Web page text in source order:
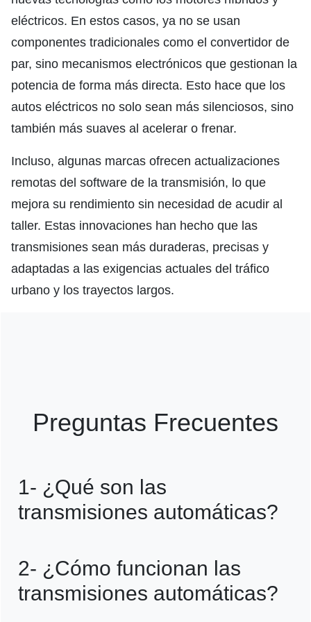
eléctricos. En estos casos, ya no se usan
componentes tradicionales como el convertidor de
par, sino mecanismos electrónicos que gestionan la
potencia de forma más directa. Esto hace que los
autos eléctricos no solo sean más silenciosos, sino
también más suaves al acelerar o frenar.
Incluso, algunas marcas ofrecen actualizaciones
remotas del software de la transmisión, lo que
mejora su rendimiento sin necesidad de acudir al
taller. Estas innovaciones han hecho que las
transmisiones sean más duraderas, precisas y
adaptadas a las exigencias actuales del tráfico
urbano y los trayectos largos.
Preguntas Frecuentes
1- ¿Qué son las
transmisiones automáticas?
marcha sin intervención del conductor,
haciendo la conducción más cómoda y
2- ¿Cómo funcionan las
transmisiones automáticas?